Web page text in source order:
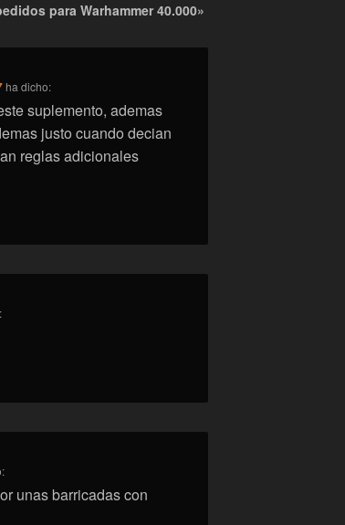
para Warhammer 40.000»
ha dicho:
suplemento, ademas
justo cuando decian
reglas adicionales
unas barricadas con